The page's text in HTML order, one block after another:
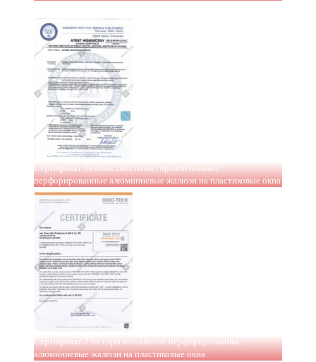
Сертификат безопастности на горизонтальные
перфорированные алюминиевые жалюзи на пластиковые окна
Сертификат 2 на горизонтальные перфорированные
алюминиевые жалюзи на пластиковые окна